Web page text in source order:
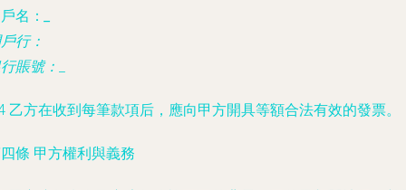
名：
行：
賬號：
乙方在收到每筆款項后，應向甲方開具等額合法有效的發票。
條 甲方權利與義務